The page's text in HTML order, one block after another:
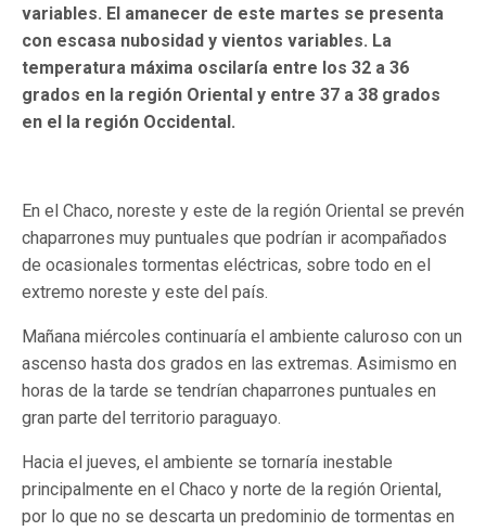
variables. El amanecer de este martes se presenta
con escasa nubosidad y vientos variables. La
temperatura máxima oscilaría entre los 32 a 36
grados en la región Oriental y entre 37 a 38 grados
en el la región Occidental.
En el Chaco, noreste y este de la región Oriental se prevén
chaparrones muy puntuales que podrían ir acompañados
de ocasionales tormentas eléctricas, sobre todo en el
extremo noreste y este del país.
Mañana miércoles continuaría el ambiente caluroso con un
ascenso hasta dos grados en las extremas. Asimismo en
horas de la tarde se tendrían chaparrones puntuales en
gran parte del territorio paraguayo.
Hacia el jueves, el ambiente se tornaría inestable
principalmente en el Chaco y norte de la región Oriental,
por lo que no se descarta un predominio de tormentas en